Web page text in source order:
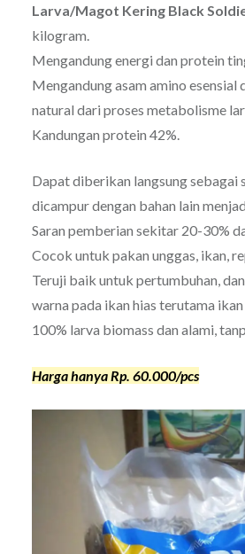
Larva/Magot Kering Black
kilogram.
Mengandung energi dan protein
Mengandung asam amino
natural dari proses metabolisme
Kandungan protein 42%.
Dapat diberikan langsung sebagai
dicampur dengan bahan lain
Saran pemberian sekitar 20-30%
Cocok untuk pakan unggas, ikan,
Teruji baik untuk pertumbuhan,
warna pada ikan hias terutama ikan
100% larva biomass dan alami,
Harga hanya Rp. 60.000/pcs